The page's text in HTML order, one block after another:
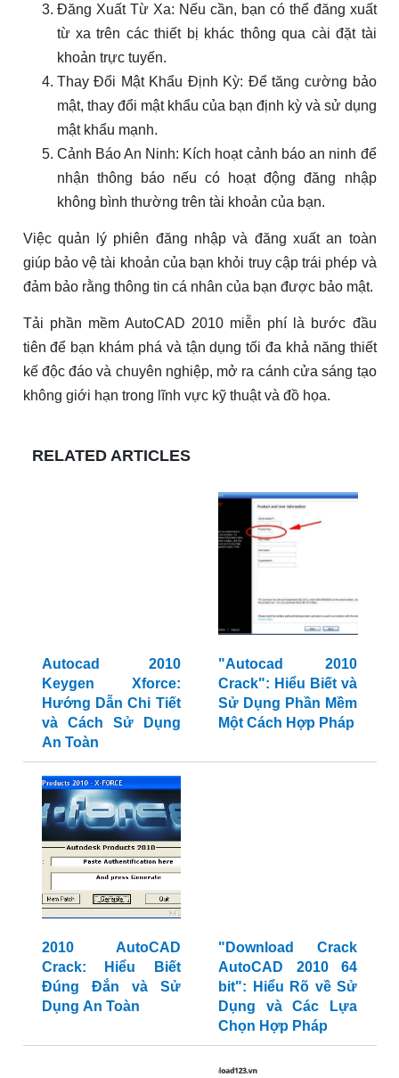
Đăng Xuất Từ Xa: Nếu cần, bạn có thể đăng xuất
từ xa trên các thiết bị khác thông qua cài đặt tài
khoản trực tuyến.
Thay Đổi Mật Khẩu Định Kỳ: Để tăng cường bảo
mật, thay đổi mật khẩu của bạn định kỳ và sử dụng
mật khẩu mạnh.
Cảnh Báo An Ninh: Kích hoạt cảnh báo an ninh để
nhận thông báo nếu có hoạt động đăng nhập
không bình thường trên tài khoản của bạn.
Việc quản lý phiên đăng nhập và đăng xuất an toàn
giúp bảo vệ tài khoản của bạn khỏi truy cập trái phép và
đảm bảo rằng thông tin cá nhân của bạn được bảo mật.
Tải phần mềm AutoCAD 2010 miễn phí là bước đầu
tiên để bạn khám phá và tận dụng tối đa khả năng thiết
kế độc đáo và chuyên nghiệp, mở ra cánh cửa sáng tạo
không giới hạn trong lĩnh vực kỹ thuật và đồ họa.
RELATED ARTICLES
Autocad 2010
Keygen Xforce:
Hướng Dẫn Chi Tiết
và Cách Sử Dụng
An Toàn
"Autocad 2010
Crack": Hiểu Biết và
Sử Dụng Phần Mềm
Một Cách Hợp Pháp
2010 AutoCAD
Crack: Hiểu Biết
Đúng Đắn và Sử
Dụng An Toàn
"Download Crack
AutoCAD 2010 64
bit": Hiểu Rõ về Sử
Dụng và Các Lựa
Chọn Hợp Pháp